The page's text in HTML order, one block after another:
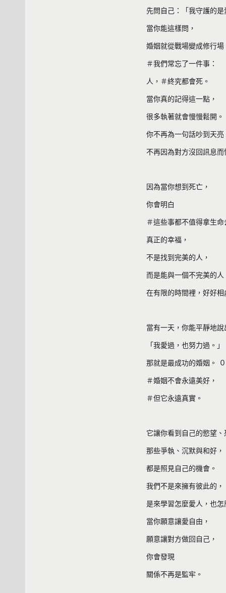
先問自己：「我守護的
當你能這樣問，
婚姻就從戰場變成修行
＃我們常忘了一件事：
人，＃終究都會死。
當你真的記得這一點，
很多執著就會慢慢鬆開。
你不再為一句話吵到天亮
不再因為對方沒回訊息
因為當你想到死亡，
你會明白
＃這些事都不值得拿生
真正的幸福，
不是找到完美的人，
而是能與一個不完美的人
在有限的時間裡，好好相
當有一天，你能平靜地說
「我愛過，也努力過。」
那就是最成功的婚姻。
＃婚姻不會永遠美好，
＃但它永遠真實。
它讓你看到自己的慾望
那些爭執、沉默與和好，
都是照見自己的機會。
我們不是來擁有彼此的，
是來學習怎麼愛人，也
當你願意讓愛自由，
願意讓對方做回自己，
你會發現
關係不再是監牢。